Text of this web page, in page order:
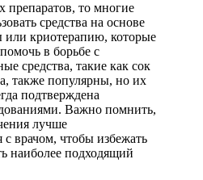
препаратов, то многие
средства на основе
или криотерапию, которые
в борьбе с
средства, такие как сок
также популярны, но их
подтверждена
Важно помнить,
лучше
с врачом, чтобы избежать
наиболее подходящий